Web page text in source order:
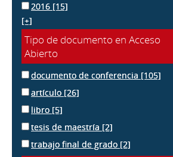
2016 [15]
[+]
Tipo de documento en Acceso
Abierto
documento de conferencia [105]
artículo [26]
libro [5]
tesis de maestría [2]
trabajo final de grado [2]